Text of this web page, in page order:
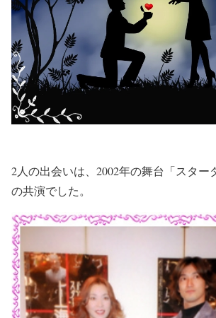
2人の出会いは、2002年の舞台「スター
の共演でした。